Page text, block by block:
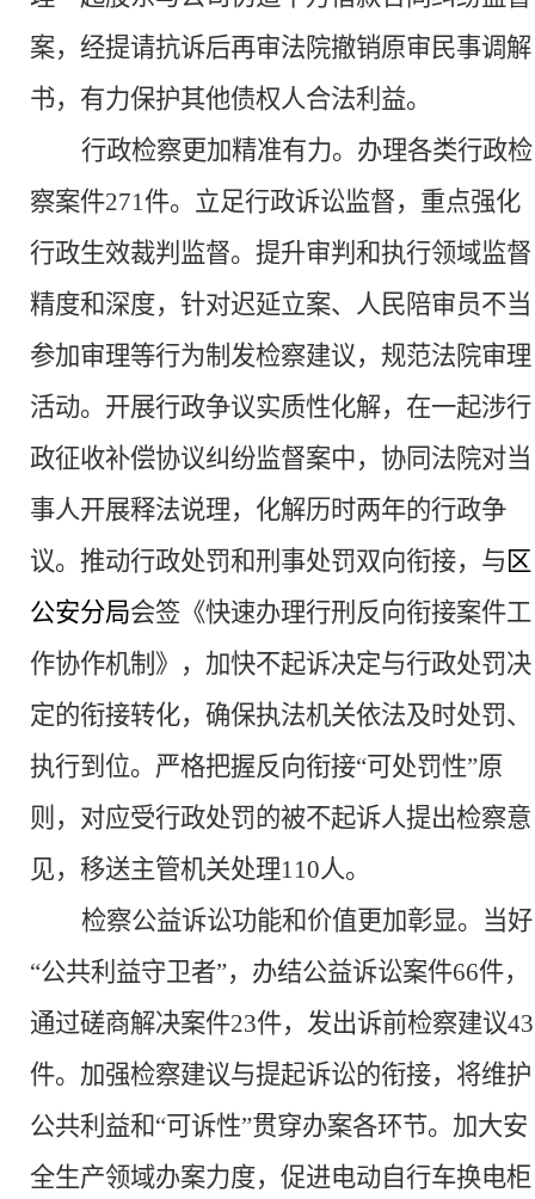
案，经提请抗诉后再审法院撤销原审民事调解
书，有力保护其他债权人合法利益。
行政检察更加精准有力。 办理各类行政检
察案件271件。立足行政诉讼监督，重点强化
行政生效裁判监督。提升审判和执行领域监督
精度和深度，针对迟延立案、人民陪审员不当
参加审理等行为制发检察建议，规范法院审理
活动。开展行政争议实质性化解，在一起涉行
政征收补偿协议纠纷监督案中，协同法院对当
事人开展释法说理，化解历时两年的行政争
议。推动行政处罚和刑事处罚双向衔接，与 区
公安分局会签《快速办理行刑反向衔接案件工
作协作机制》，加快不起诉决定与行政处罚决
定的衔接转化，确保执法机关依法及时处罚、
执行到位。严格把握反向衔接“可处罚性”原
则，对应受行政处罚的被不起诉人提出检察意
见，移送主管机关处理110人。
检察公益诉讼功能和价值更加彰显。 当好
“公共利益守卫者”，办结公益诉讼案件66件，
通过磋商解决案件23件，发出诉前检察建议43
件。加强检察建议与提起诉讼的衔接，将维护
公共利益和“可诉性”贯穿办案各环节。加大安
全生产领域办案力度，促进电动自行车换电柜